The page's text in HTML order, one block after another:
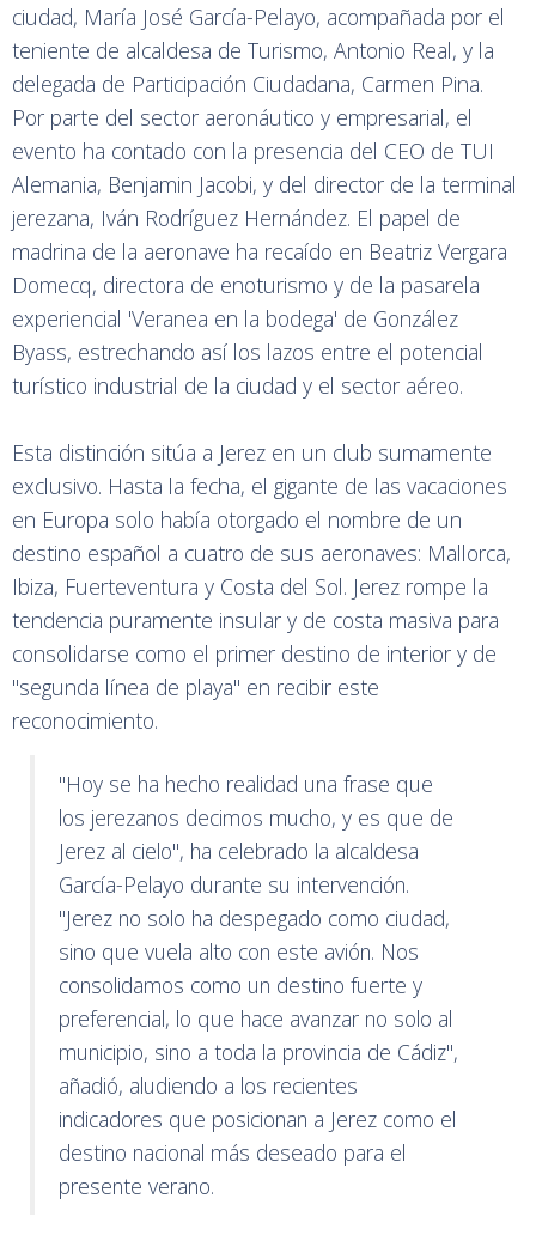
ciudad, María José García-Pelayo, acompañada por el
teniente de alcaldesa de Turismo, Antonio Real, y la
delegada de Participación Ciudadana, Carmen Pina.
Por parte del sector aeronáutico y empresarial, el
evento ha contado con la presencia del CEO de TUI
Alemania, Benjamin Jacobi, y del director de la terminal
jerezana, Iván Rodríguez Hernández. El papel de
madrina de la aeronave ha recaído en Beatriz Vergara
Domecq, directora de enoturismo y de la pasarela
experiencial 'Veranea en la bodega' de González
Byass, estrechando así los lazos entre el potencial
turístico industrial de la ciudad y el sector aéreo.
Esta distinción sitúa a Jerez en un club sumamente
exclusivo. Hasta la fecha, el gigante de las vacaciones
en Europa solo había otorgado el nombre de un
destino español a cuatro de sus aeronaves: Mallorca,
Ibiza, Fuerteventura y Costa del Sol. Jerez rompe la
tendencia puramente insular y de costa masiva para
consolidarse como el primer destino de interior y de
"segunda línea de playa" en recibir este
reconocimiento.
"Hoy se ha hecho realidad una frase que
los jerezanos decimos mucho, y es que de
Jerez al cielo", ha celebrado la alcaldesa
García-Pelayo durante su intervención.
"Jerez no solo ha despegado como ciudad,
sino que vuela alto con este avión. Nos
consolidamos como un destino fuerte y
preferencial, lo que hace avanzar no solo al
municipio, sino a toda la provincia de Cádiz",
añadió, aludiendo a los recientes
indicadores que posicionan a Jerez como el
destino nacional más deseado para el
presente verano.